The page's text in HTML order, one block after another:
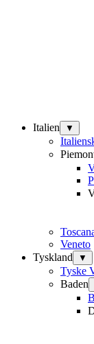
Italien
▼
Veneto
Tyskland
▼
Tyske
Baden